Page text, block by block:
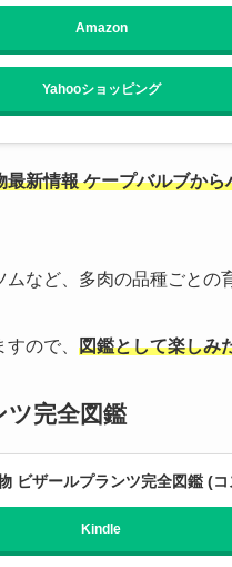
Amazon
Yahooショッピング
新情報 ケープバルブか
など、多肉の品種ごとの
ので、 図鑑として楽しみ
ツ完全図鑑
ビザールプランツ完全図鑑 (
Kindle